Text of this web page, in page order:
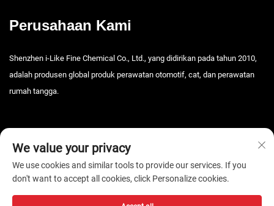
Perusahaan Kami
Shenzhen i-Like Fine Chemical Co., Ltd., yang didirikan pada tahun 2010,
adalah produsen global produk perawatan otomotif, cat, dan perawatan
rumah tangga.
Hak Cipta © 2026 Shenzhen i-Like Fine Chemical Co., Ltd. Semua hak
We value your privacy
We use cookies and similar tools to provide our services. If you
don't want to accept all cookies, click Personalize cookies.